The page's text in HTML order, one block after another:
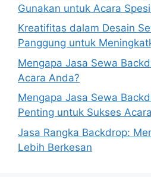
Gunakan untuk Acara
Kreatifitas dalam Desain
Panggung untuk
Mengapa Jasa Sewa
Acara Anda?
Mengapa Jasa Sewa
Penting untuk Sukses
Jasa Rangka Backdrop:
Lebih Berkesan